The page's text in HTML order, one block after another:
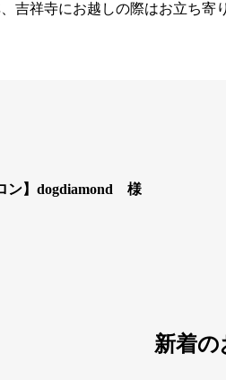
吉祥寺にお越しの際はお立ち寄
ン】dogdiamond 様
新着の